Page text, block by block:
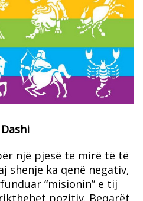
Dashi
një pjesë të mirë të të
shenje ka qenë negativ,
“misionin” e tij
pozitiv. Beqarët